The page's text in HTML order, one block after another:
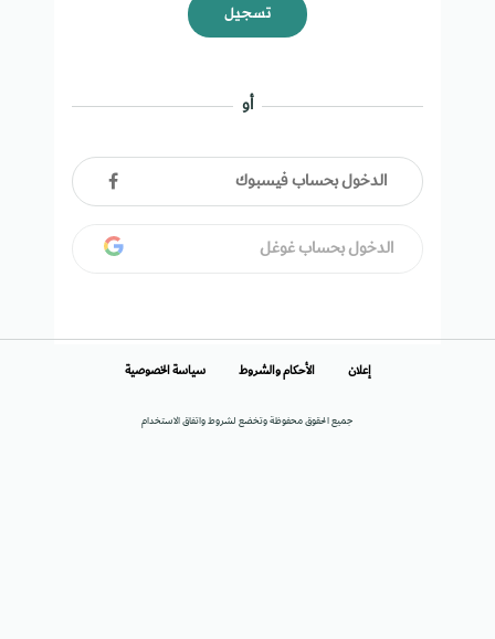
تسجيل
أو
الدخول بحساب فيسبوك
الدخول بحساب غوغل
جميع الحقوق محفوظة وتخضع لشروط واتفاق الاستخدام
إعلان الأحكام والشروط سياسة الخصوصية